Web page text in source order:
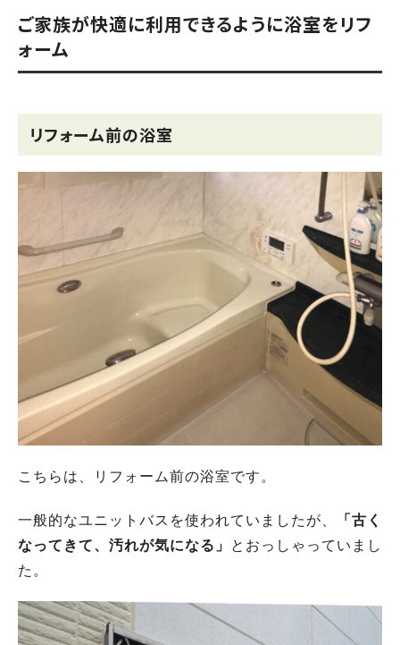
ご家族が快適に利用できるように浴室をリフ
ォーム
リフォーム前の浴室
こちらは、リフォーム前の浴室です。
一般的なユニットバスを使われていましたが、
「古く
なってきて、汚れが気になる」
とおっしゃっていまし
た。